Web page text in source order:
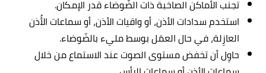
تجنب الأماكن الصاخبة ذات الضّوضاء قدر الإمكان.
استخدم سدادات الأذن، أو واقيات الأذن، أو سماعات الأُذن
العازِلة، في حال العمَل بوسط مليء بالضّوضاء.
حاوِل أن تخفض مستوى الصوت عند الاستماع من خلال